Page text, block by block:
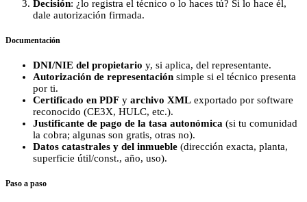
Decisión: ¿lo registra el técnico o lo haces tú? Si lo hace él,
dale autorización firmada.
Documentación
DNI/NIE del propietario y, si aplica, del representante.
Autorización de representación simple si el técnico presenta
por ti.
Certificado en PDF y archivo XML exportado por software
reconocido (CE3X, HULC, etc.).
Justificante de pago de la tasa autonómica (si tu comunidad
la cobra; algunas son gratis, otras no).
Datos catastrales y del inmueble (dirección exacta, planta,
superficie útil/const., año, uso).
Paso a paso